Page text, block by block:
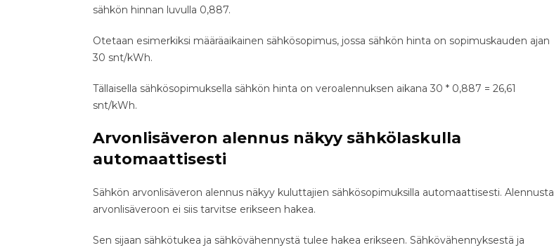
sähkön hinnan luvulla 0,887.
Otetaan esimerkiksi määräaikainen sähkösopimus, jossa sähkön hinta on sopimuskauden ajan
30 snt/kWh.
Tällaisella sähkösopimuksella sähkön hinta on veroalennuksen aikana 30 * 0,887 = 26,61
snt/kWh.
Arvonlisäveron alennus näkyy sähkölaskulla
automaattisesti
Sähkön arvonlisäveron alennus näkyy kuluttajien sähkösopimuksilla automaattisesti. Alennusta
arvonlisäveroon ei siis tarvitse erikseen hakea.
Sen sijaan sähkötukea ja sähkövähennystä tulee hakea erikseen. Sähkövähennyksestä ja